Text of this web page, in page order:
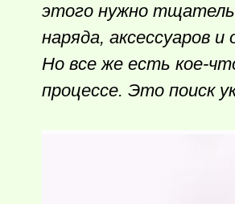
этого нужно
наряда, аксессуаров
Но все же есть кое-
процессе. Это поиск